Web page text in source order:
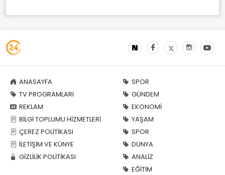
ANASAYFA
TV PROGRAMLARI
REKLAM
BİLGİ TOPLUMU HİZMETLERİ
ÇEREZ POLİTİKASI
İLETİŞİM VE KÜNYE
GİZLİLİK POLİTİKASI
SPOR
GÜNDEM
EKONOMİ
YAŞAM
SPOR
DÜNYA
ANALİZ
EĞİTİM